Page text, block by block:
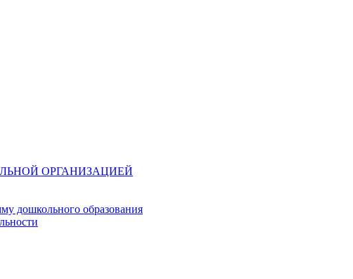
ОРГАНИЗАЦИЕЙ
дошкольного образования